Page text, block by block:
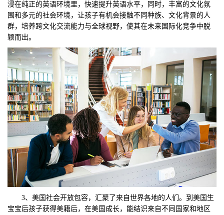
浸在纯正的英语环境里，快速提升英语水平，同时，丰富的文化氛
围和多元的社会环境，让孩子有机会接触不同种族、文化背景的人
群，培养跨文化交流能力与全球视野，使其在未来国际化竞争中脱
颖而出。
3、美国社会开放包容，汇聚了来自世界各地的人们。到美国生
宝宝后孩子获得美籍后，在美国成长，能结识来自不同国家和地区